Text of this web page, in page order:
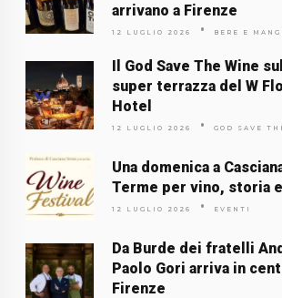
arrivano a Firenze
12 LUGLIO 2026 BERE E
Il God Save The Wine
super terrazza del W
Hotel
12 LUGLIO 2026 GOD SAVE
Una domenica a
Terme per vino, storia
12 LUGLIO 2026 EVENTI
Da Burde dei fratelli
Paolo Gori arriva in
Firenze